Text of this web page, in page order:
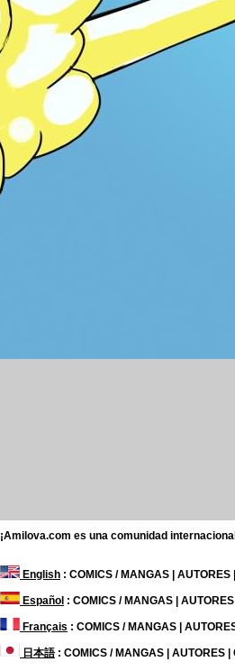
¡Amilova.com es una comunidad
English : COMICS / MANGAS | AUTORES
Español : COMICS / MANGAS |
Français : COMICS / MANGAS |
日本語: COMICS / MANGAS | AUTORES |